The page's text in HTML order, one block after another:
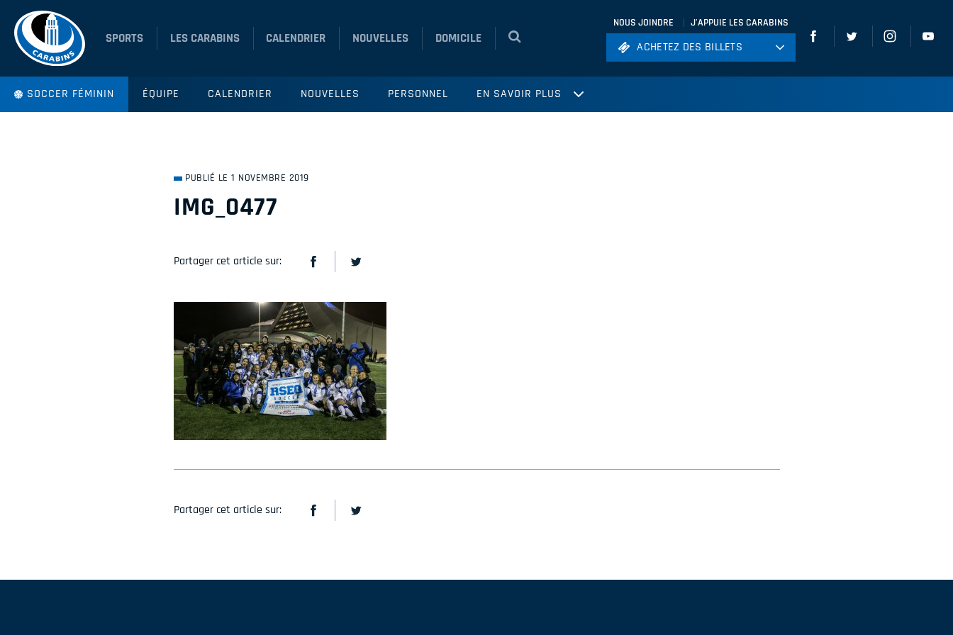
SPORTS LES CARABINS CALENDRIER NOUVELLES DOMICILE
NOUS JOINDRE J'APPUIE LES CARABINS
ACHETEZ DES BILLETS
ACHETEZ DES BILLETS
SOCCER FÉMININ ÉQUIPE CALENDRIER NOUVELLES PERSONNEL EN SAVOIR PLUS
PUBLIÉ LE 1 NOVEMBRE 2019
IMG_0477
Partager cet article sur:
Partager cet article sur: